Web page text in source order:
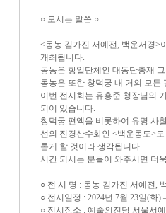
○ 모시는 말씀 ○
<동농 김가진 서예전, 백운서경>
개최됩니다.
동농은 항일단체인 대동단총재
동농은 또한 창덕궁 내 거의 모든
이번 전시회는 유홍준 청장님의
되어 있습니다.
창덕궁 편액을 비롯하여 유명 사
선의 진경산수화인 <백운동도>
롭게 할 것이라 생각됩니다
시간 되시는 분들이 와주시면 더
○ 전 시 명 : 동농 김가진 서예전,
○ 전시일정 : 2024년 7월 23일(화)
○ 전시장소 : 예술의전당 서울서